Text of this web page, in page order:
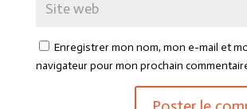
Enregistrer mon nom, mon e-mail et
navigateur pour mon prochain